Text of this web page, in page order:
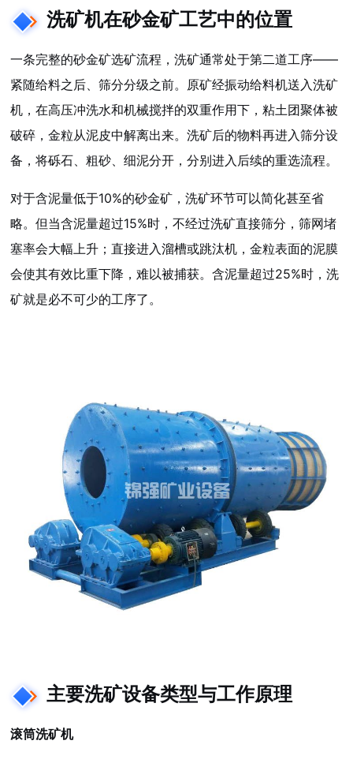
洗矿机在砂金矿工艺中的位置
一条完整的砂金矿选矿流程，洗矿通常处于第二道工序——
紧随给料之后、筛分分级之前。原矿经振动给料机送入洗矿
机，在高压冲洗水和机械搅拌的双重作用下，粘土团聚体被
破碎，金粒从泥皮中解离出来。洗矿后的物料再进入筛分设
备，将砾石、粗砂、细泥分开，分别进入后续的重选流程。
对于含泥量低于10%的砂金矿，洗矿环节可以简化甚至省
略。但当含泥量超过15%时，不经过洗矿直接筛分，筛网堵
塞率会大幅上升；直接进入溜槽或跳汰机，金粒表面的泥膜
会使其有效比重下降，难以被捕获。含泥量超过25%时，洗
矿就是必不可少的工序了。
主要洗矿设备类型与工作原理
滚筒洗矿机